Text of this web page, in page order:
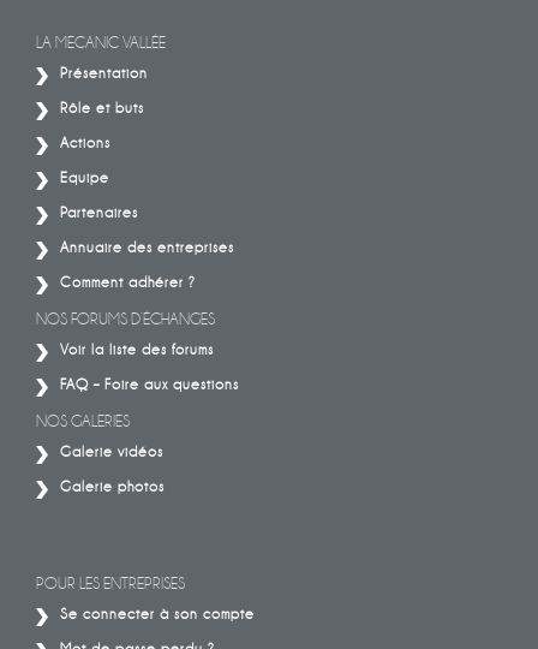
LA MECANIC VALLÉE
Présentation
Rôle et buts
Actions
Equipe
Partenaires
Annuaire des entreprises
Comment adhérer ?
NOS FORUMS D’ÉCHANGES
Voir la liste des forums
FAQ – Foire aux questions
NOS GALERIES
Galerie vidéos
Galerie photos
POUR LES ENTREPRISES
Se connecter à son compte